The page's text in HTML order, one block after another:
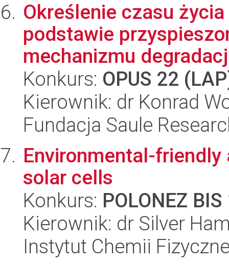
Określenie czasu
podstawie
mechanizmu
Konkurs: OPUS 22
Kierownik: dr Konrad
Fundacja Saule
Environmental-
solar cells
Konkurs: POLONEZ BIS
Kierownik: dr Silver
Instytut Chemii